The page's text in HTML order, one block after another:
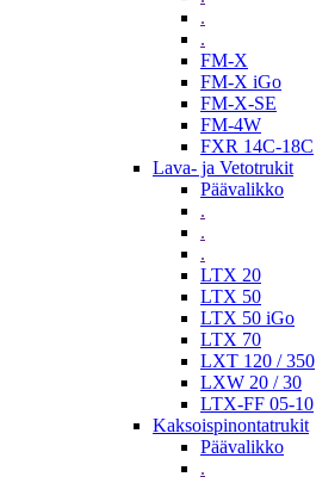
.
.
FM-X
FM-X iGo
FM-X-SE
FM-4W
FXR 14C-18C
Lava- ja Vetotrukit
Päävalikko
.
.
.
LTX 20
LTX 50
LTX 50 iGo
LTX 70
LXT 120 / 350
LXW 20 / 30
LTX-FF 05-10
Kaksoispinontatrukit
Päävalikko
.